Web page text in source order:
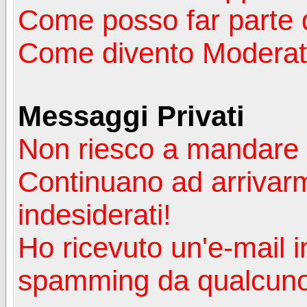
Come posso far parte
Come divento
Messaggi Privati
Non riesco a
Continuano ad
indesiderati!
Ho ricevuto un'e-mail
spamming da